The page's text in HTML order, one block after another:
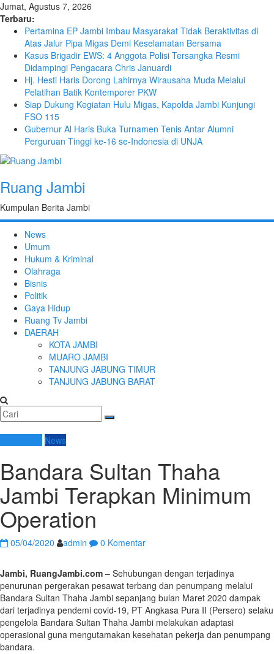
Jumat, Agustus 7, 2026
Terbaru:
Pertamina EP Jambi Imbau Masyarakat Tidak Beraktivitas di
Atas Jalur Pipa Migas Demi Keselamatan Bersama
Kasus Brigadir EWS: 4 Anggota Polisi Tersangka Resmi
Didampingi Pengacara Chris Januardi
Hj. Hesti Haris Dorong Lahirnya Wirausaha Muda Melalui
Pelatihan Batik Kontemporer PKW
Siap Dukung Kegiatan Hulu Migas, Kapolda Jambi Kunjungi
FSO 115
Gubernur Al Haris Buka Turnamen Tenis Antar Alumni
Perguruan Tinggi ke-16 se-Indonesia di UNJA
Ruang Jambi
Kumpulan Berita Jambi
News
Umum
Hukum & Kriminal
Olahraga
Bisnis
Politik
Gaya Hidup
Ruang Tv Jambi
DAERAH
KOTA JAMBI
MUARO JAMBI
TANJUNG JABUNG TIMUR
TANJUNG JABUNG BARAT
News
Bandara Sultan Thaha
Jambi Terapkan Minimum
Operation
05/04/2020 admin 0 Komentar
Jambi, RuangJambi.com – Sehubungan dengan terjadinya
penurunan pergerakan pesawat terbang dan penumpang melalui
Bandara Sultan Thaha Jambi sepanjang bulan Maret 2020 dampak
dari terjadinya pendemi covid-19, PT Angkasa Pura II (Persero) selaku
pengelola Bandara Sultan Thaha Jambi melakukan adaptasi
operasional guna mengutamakan kesehatan pekerja dan penumpang
bandara.